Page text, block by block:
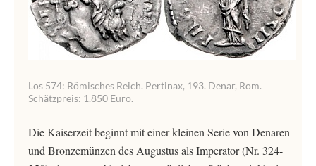
Los 574: Römisches Reich. Pertinax, 193. Denar, Rom.
Schätzpreis: 1.850 Euro.
Die Kaiserzeit beginnt mit einer kleinen Serie von Denaren
und Bronzemünzen des Augustus als Imperator (Nr. 324-